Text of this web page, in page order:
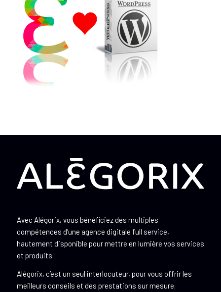
Avec Alégorix, vous bénéficiez des multiples
compétences d’une agence digitale full service,
hautement disponible pour mettre en lumière vos services
et produits.
Alégorix, c’est un seul interlocuteur, pour vous offrir les
meilleurs conseils et des prestations sur mesure.